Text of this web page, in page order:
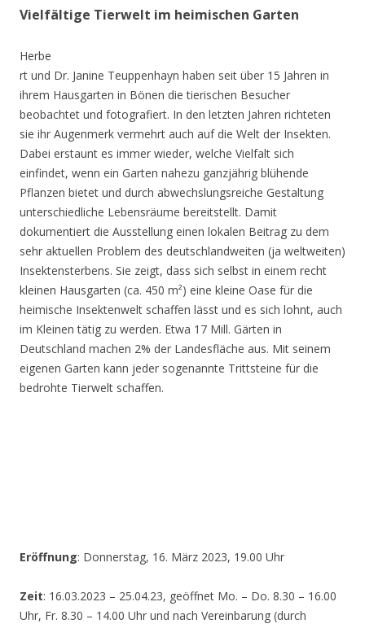
Vielfältige Tierwelt im heimischen Garten
Herbe
rt und Dr. Janine Teuppenhayn haben seit über 15 Jahren in
ihrem Hausgarten in Bönen die tierischen Besucher
beobachtet und fotografiert. In den letzten Jahren richteten
sie ihr Augenmerk vermehrt auch auf die Welt der Insekten.
Dabei erstaunt es immer wieder, welche Vielfalt sich
einfindet, wenn ein Garten nahezu ganzjährig blühende
Pflanzen bietet und durch abwechslungsreiche Gestaltung
unterschiedliche Lebensräume bereitstellt. Damit
dokumentiert die Ausstellung einen lokalen Beitrag zu dem
sehr aktuellen Problem des deutschlandweiten (ja weltweiten)
Insektensterbens. Sie zeigt, dass sich selbst in einem recht
kleinen Hausgarten (ca. 450 m²) eine kleine Oase für die
heimische Insektenwelt schaffen lässt und es sich lohnt, auch
im Kleinen tätig zu werden. Etwa 17 Mill. Gärten in
Deutschland machen 2% der Landesfläche aus. Mit seinem
eigenen Garten kann jeder sogenannte Trittsteine für die
bedrohte Tierwelt schaffen.
Eröffnung: Donnerstag, 16. März 2023, 19.00 Uhr
Zeit: 16.03.2023 – 25.04.23, geöffnet Mo. – Do. 8.30 – 16.00
Uhr, Fr. 8.30 – 14.00 Uhr und nach Vereinbarung (durch